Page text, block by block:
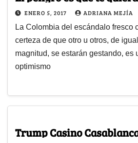
ENERO 5, 2017 ADRIANA MEJÍA
La Colombia del escándalo fresco
certeza de que otro u otros, de
magnitud, se estarán gestando, es
optimismo
Trump Casino